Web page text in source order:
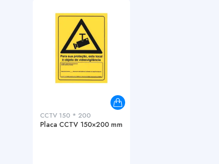
CCTV 150 * 200
Placa CCTV 150×200 mm